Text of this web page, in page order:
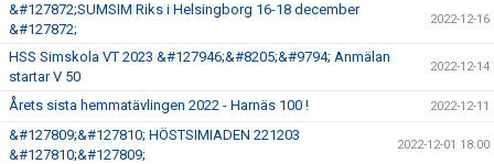
&#127872;SUMSIM Riks i Helsingborg 16-18 december
&#127872;
2022-12-16
HSS Simskola VT 2023 &#127946;&#8205;&#9794; Anmälan
startar V 50
2022-12-14
Årets sista hemmatävlingen 2022 - Harnäs 100 ! 2022-12-11
&#127809;&#127810; HÖSTSIMIADEN 221203
&#127810;&#127809;
2022-12-01 18:00